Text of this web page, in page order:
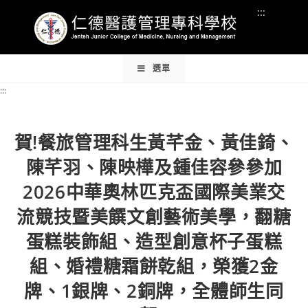
:::
:::
選單
:::
賀!餐旅管理科生黃芊金、黃佳錡、
陳芊羽、陳映樺及鍾佳容參參加
2026中華奧林匹克盃國際美業交
流競技暨美饌文創藝術美學，翻糖
蛋糕裝飾組、造型創意杯子蛋糕
組、婚禮糖霜餅乾組，榮獲2金
牌、1銀牌、2銅牌，全體師生同